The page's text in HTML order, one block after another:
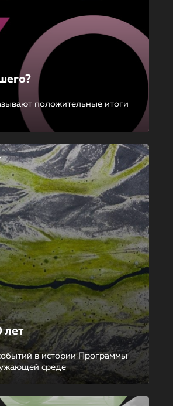
положительные итоги
в истории Программы
среде